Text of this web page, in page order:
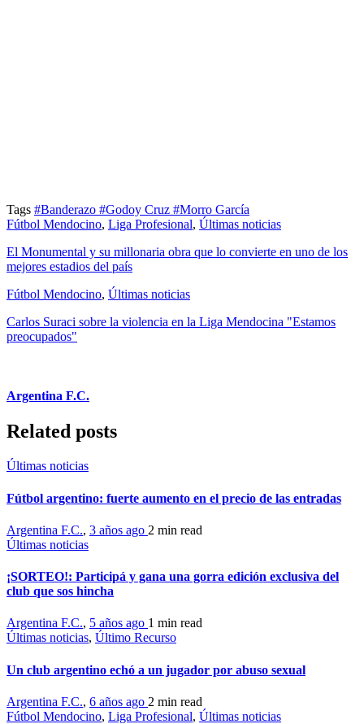
Tags #Banderazo #Godoy Cruz #Morro García
Fútbol Mendocino, Liga Profesional, Últimas noticias
El Monumental y su millonaria obra que lo convierte en uno de los
mejores estadios del país
Fútbol Mendocino, Últimas noticias
Carlos Suraci sobre la violencia en la Liga Mendocina "Estamos
preocupados"
Argentina F.C.
Related posts
Últimas noticias
Fútbol argentino: fuerte aumento en el precio de las entradas
Argentina F.C., 3 años ago 2 min read
Últimas noticias
¡SORTEO!: Participá y gana una gorra edición exclusiva del
club que sos hincha
Argentina F.C., 5 años ago 1 min read
Últimas noticias, Último Recurso
Un club argentino echó a un jugador por abuso sexual
Argentina F.C., 6 años ago 2 min read
Fútbol Mendocino, Liga Profesional, Últimas noticias